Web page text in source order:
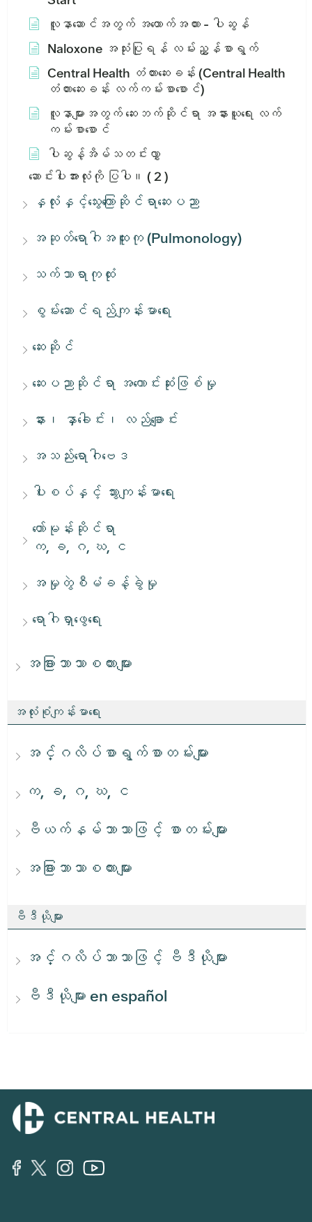
လူနာဆောင်အတွက် အထောက်အထား - ပါဆွန်
Naloxone အသုံးပြုရန် လမ်းညွှန်စာရွက်
Central Health တံတားဆေးခန်း (Central Health
တံတားဆေးခန်း လက်ကမ်းစာစောင်)
လူနာများအတွက် ဆေးဘက်ဆိုင်ရာ အနားယူရေး လက်
ကမ်းစာစောင်
ပါဆွန့်အိမ်သတင်းလွှာ
ဆောင်းပါးအားလုံးကို ပြပါ။ ( 2 )
နှလုံးနှင့်သွေးကြောဆိုင်ရာဆေးပညာ
အဆုတ်ရောဂါအထူးကု (Pulmonology)
သက်သာရာကုထုံး
စွမ်းဆောင်ရည်ကျန်းမာရေး
ဆေးဆိုင်
ဆေးပညာဆိုင်ရာ အကောင်းဆုံးဖြစ်မှု
နား၊ နှာခေါင်း၊ လည်ချောင်း
အသည်းရောဂါဗေဒ
ပါးစပ်နှင့် သွားကျန်းမာရေး
ဟော်မုန်းဆိုင်ရာ
က, ခ, ဂ, ဃ, င
အမှုတွဲစီမံခန့်ခွဲမှု
ရောဂါရှာဖွေရေး
အခြားဘာသာစကားများ
အလုံးစုံကျန်းမာရေး
အင်္ဂလိပ်စာရွက်စာတမ်းများ
က, ခ, ဂ, ဃ, င
ဗီယက်နမ်ဘာသာဖြင့် စာတမ်းများ
အခြားဘာသာစကားများ
ဗီဒီယိုများ
အင်္ဂလိပ်ဘာသာဖြင့် ဗီဒီယိုများ
ဗီဒီယိုများ en español